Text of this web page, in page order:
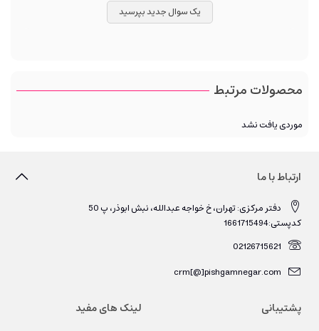
یک سوال جدید بپرسید
محصولات مرتبط
موردی یافت نشد
ارتباط با ما
دفتر مرکزی: تهران، خ خواجه عبدالله، نبش ابوذر، پ 50
کدپستی:1661715494
02126715621
crm[@]pishgamnegar.com
پشتیبانی لینک های مفید